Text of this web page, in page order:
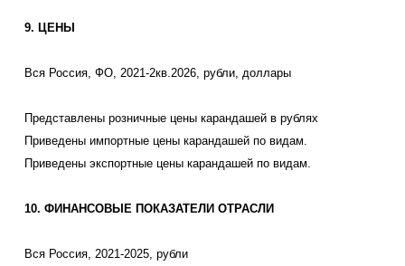
9. ЦЕНЫ
Вся Россия, ФО, 2021-2кв.2026, рубли, доллары
Представлены розничные цены карандашей в рублях
Приведены импортные цены карандашей по видам.
Приведены экспортные цены карандашей по видам.
10. ФИНАНСОВЫЕ ПОКАЗАТЕЛИ ОТРАСЛИ
Вся Россия, 2021-2025, рубли